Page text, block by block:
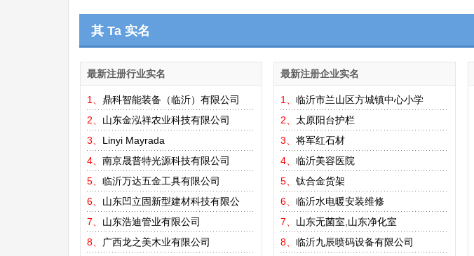
其 Ta 实名
最新注册行业实名
1、 鼎科智能装备（临沂）有限公司
2、 山东金泓祥农业科技有限公司
3、 Linyi Mayrada
4、 南京晟普特光源科技有限公司
5、 临沂万达五金工具有限公司
6、 山东凹立固新型建材科技有限公
7、 山东浩迪管业有限公司
8、
广西龙之美木业有限公司
最新注册企业实名
1、 临沂市兰山区方城镇中心小学
2、 太原阳台护栏
3、 将军红石材
4、 临沂美容医院
5、 钛合金货架
6、 临沂水电暖安装维修
7、 山东无菌室,山东净化室
8、 临沂九辰喷码设备有限公司